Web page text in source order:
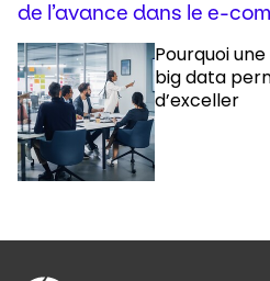
de l’avance dans le e-
Pourquoi
big data
d’exceller